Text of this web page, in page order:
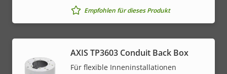
Empfohlen für dieses Produkt
AXIS TP3603 Conduit Back Box
Für flexible Inneninstallationen